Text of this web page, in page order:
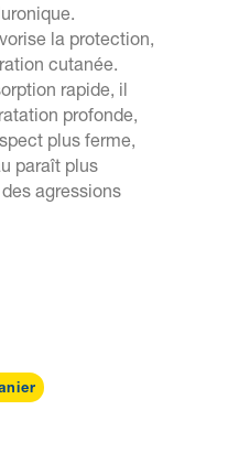
la protection,
cutanée.
rapide, il
profonde,
plus ferme,
paraît plus
agressions